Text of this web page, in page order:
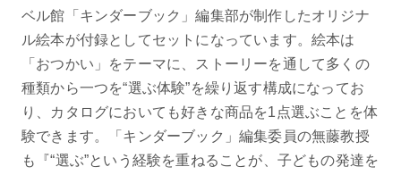
ベル館「キンダーブック」編集部が制作したオリジナ
ル絵本が付録としてセットになっています。絵本は
「おつかい」をテーマに、ストーリーを通して多くの
種類から一つを“選ぶ体験”を繰り返す構成になってお
り、カタログにおいても好きな商品を1点選ぶことを体
験できます。「キンダーブック」編集委員の無藤教授
も『“選ぶ”という経験を重ねることが、子どもの発達を